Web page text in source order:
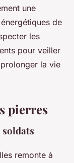
une
de
les
pour veiller
la vie
pierres
remonte à